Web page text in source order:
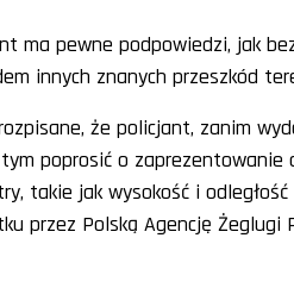
ma pewne podpowiedzi, jak
innych znanych przeszkód
że policjant, zanim
poprosić o
takie jak wysokość i
przez Polską Agencję Żeglugi